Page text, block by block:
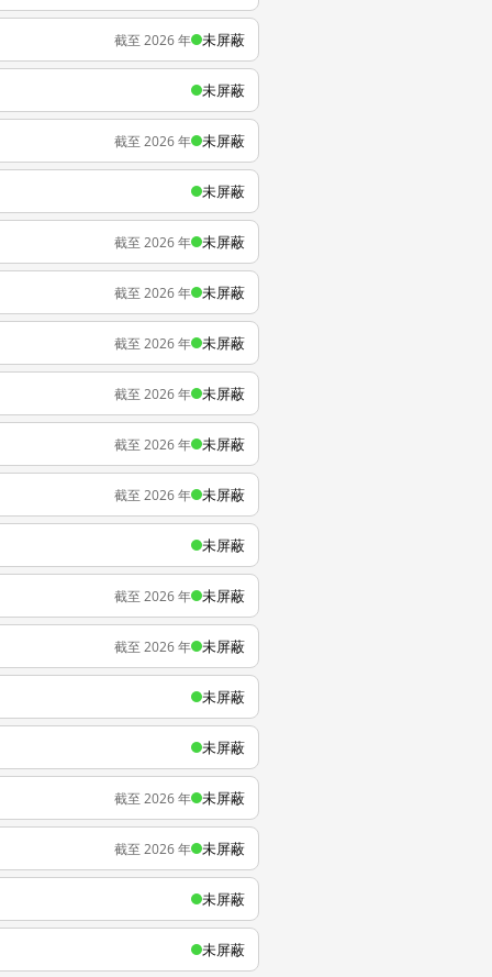
截至 2026 年 未屏蔽
未屏蔽
截至 2026 年 未屏蔽
未屏蔽
截至 2026 年 未屏蔽
截至 2026 年 未屏蔽
截至 2026 年 未屏蔽
截至 2026 年 未屏蔽
截至 2026 年 未屏蔽
截至 2026 年 未屏蔽
未屏蔽
截至 2026 年 未屏蔽
截至 2026 年 未屏蔽
未屏蔽
未屏蔽
截至 2026 年 未屏蔽
截至 2026 年 未屏蔽
未屏蔽
未屏蔽